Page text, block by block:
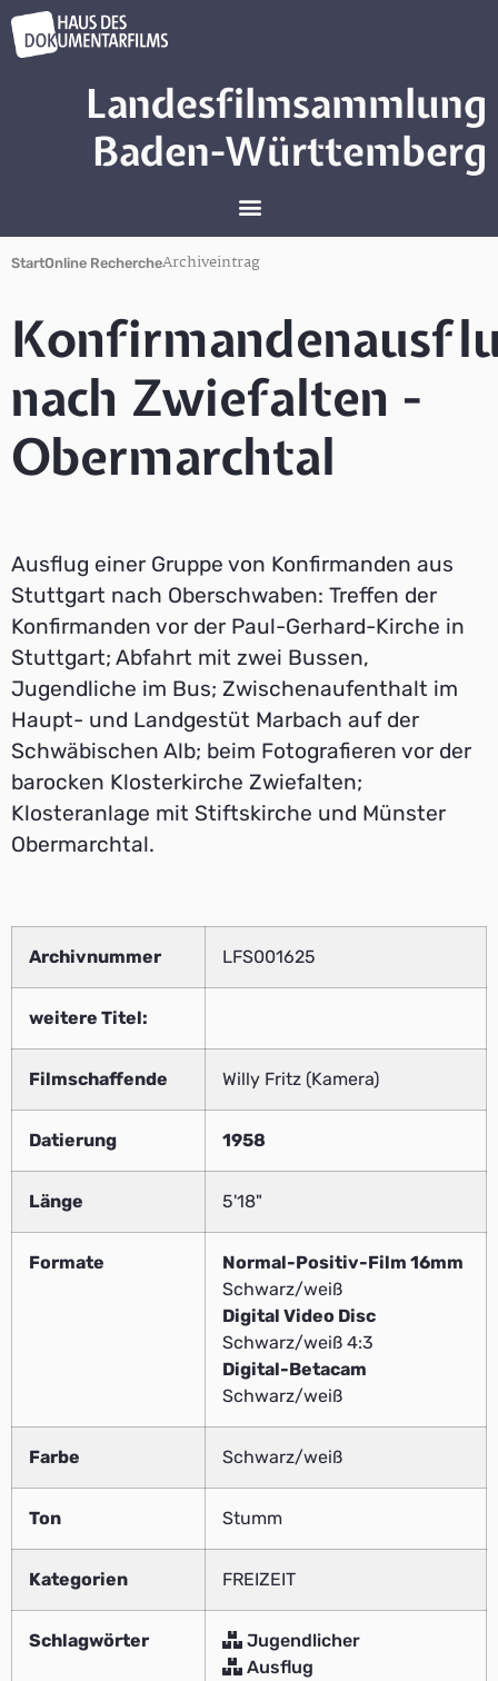
Landesfilmsammlung
Baden-Württemberg
StartOnline RechercheArchiveintrag
nach Zwiefalten -
Obermarchtal
Ausflug einer Gruppe von Konfirmanden aus
Stuttgart nach Oberschwaben: Treffen der
Konfirmanden vor der Paul-Gerhard-Kirche in
Stuttgart; Abfahrt mit zwei Bussen,
Jugendliche im Bus; Zwischenaufenthalt im
Haupt- und Landgestüt Marbach auf der
Schwäbischen Alb; beim Fotografieren vor der
barocken Klosterkirche Zwiefalten;
Klosteranlage mit Stiftskirche und Münster
Obermarchtal.
Archivnummer LFS001625
weitere Titel:
Filmschaffende Willy Fritz (Kamera)
Datierung 1958
Länge 5'18"
Formate
Normal-Positiv-Film 16mm
Schwarz/weiß
Digital Video Disc
Schwarz/weiß 4:3
Digital-Betacam
Schwarz/weiß
Farbe Schwarz/weiß
Ton Stumm
Kategorien FREIZEIT
Schlagwörter
Jugendlicher
Ausflug